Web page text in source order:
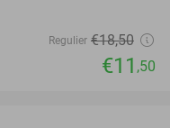
Regulier €18,50
€11 ,50